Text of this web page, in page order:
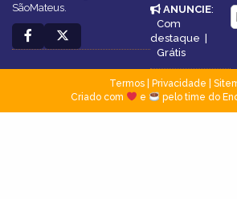
SãoMateus.
ANUNCIE:
Com
destaque |
Grátis
Termos| Privacidade
Criado com
e pelo time do